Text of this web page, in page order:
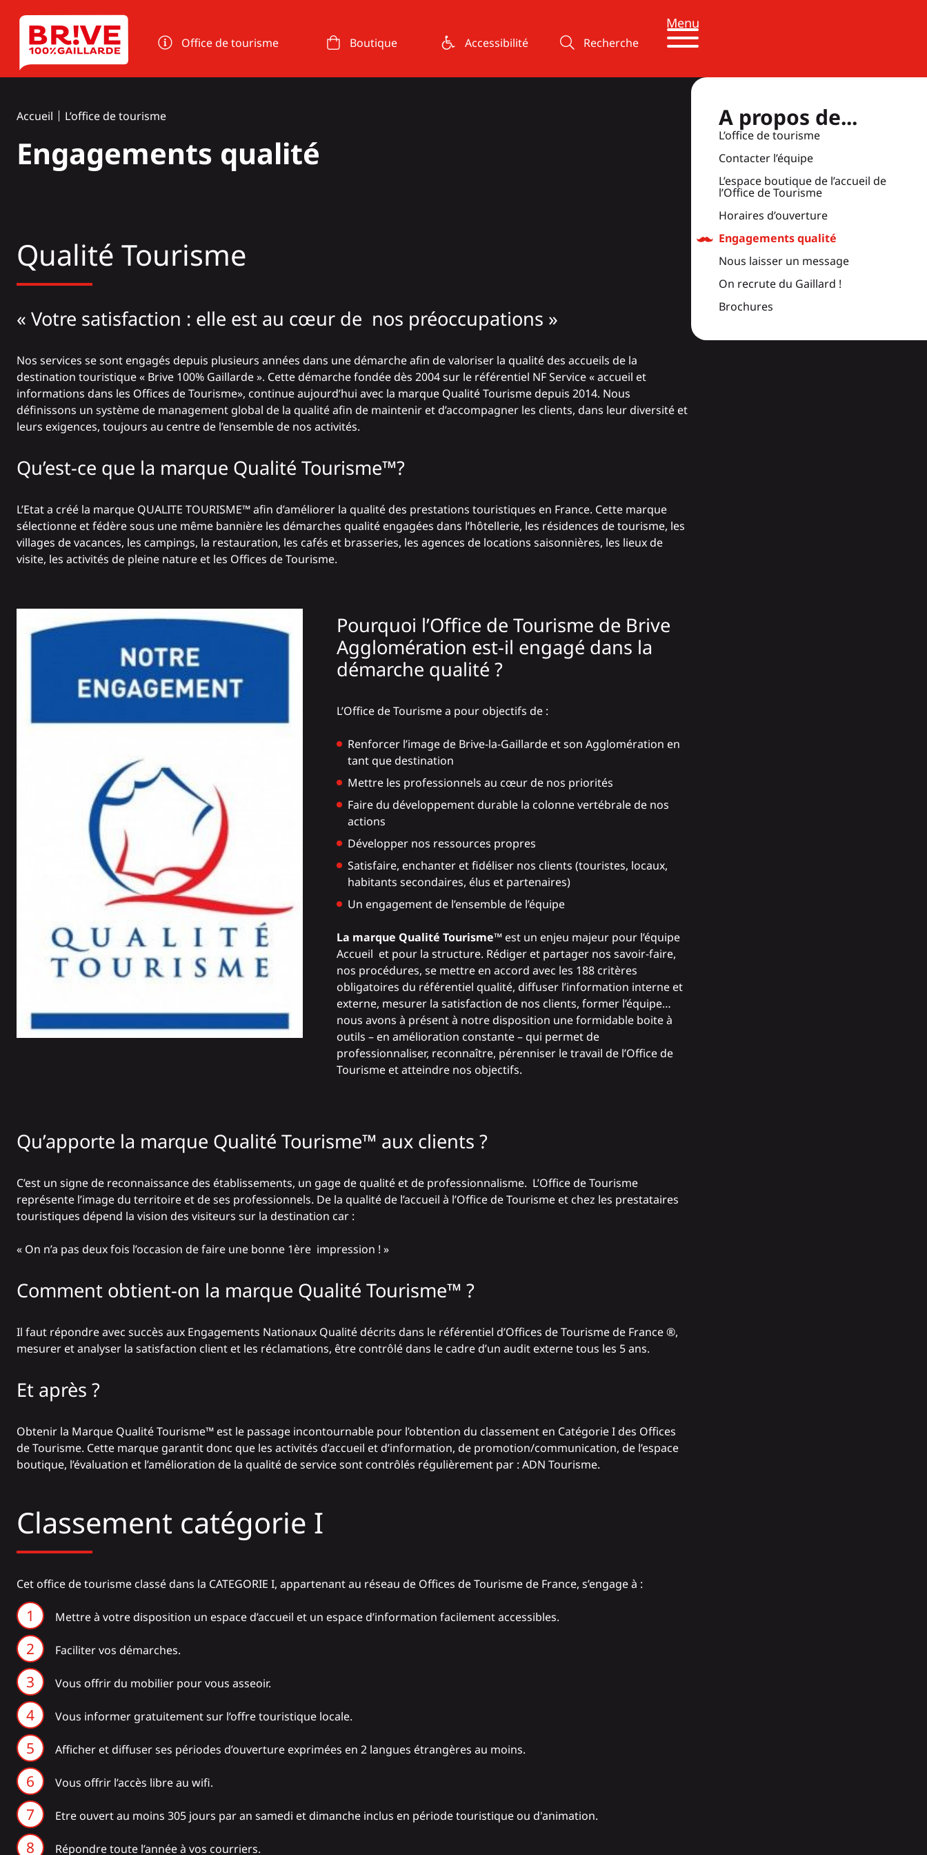
Office de tourisme Boutique Accessibilité Recherche
Menu
Accueil L’office de tourisme
Engagements qualité
Qualité Tourisme
« Votre satisfaction : elle est au cœur de nos préoccupations »
Nos services se sont engagés depuis plusieurs années dans une démarche afin de valoriser la qualité des accueils de la
destination touristique « Brive 100% Gaillarde ». Cette démarche fondée dès 2004 sur le référentiel NF Service « accueil et
informations dans les Offices de Tourisme», continue aujourd’hui avec la marque Qualité Tourisme depuis 2014. Nous
définissons un système de management global de la qualité afin de maintenir et d’accompagner les clients, dans leur diversité et
leurs exigences, toujours au centre de l’ensemble de nos activités.
Qu’est-ce que la marque Qualité Tourisme™?
L’Etat a créé la marque QUALITE TOURISME™ afin d’améliorer la qualité des prestations touristiques en France. Cette marque
sélectionne et fédère sous une même bannière les démarches qualité engagées dans l’hôtellerie, les résidences de tourisme, les
villages de vacances, les campings, la restauration, les cafés et brasseries, les agences de locations saisonnières, les lieux de
visite, les activités de pleine nature et les Offices de Tourisme.
Pourquoi l’Office de Tourisme de Brive
Agglomération est-il engagé dans la
démarche qualité ?
L’Office de Tourisme a pour objectifs de :
Renforcer l’image de Brive-la-Gaillarde et son Agglomération en
tant que destination
Mettre les professionnels au cœur de nos priorités
Faire du développement durable la colonne vertébrale de nos
actions
Développer nos ressources propres
Satisfaire, enchanter et fidéliser nos clients (touristes, locaux,
habitants secondaires, élus et partenaires)
Un engagement de l’ensemble de l’équipe
La marque Qualité Tourisme™est un enjeu majeur pour l’équipe
Accueil et pour la structure. Rédiger et partager nos savoir-faire,
nos procédures, se mettre en accord avec les 188 critères
obligatoires du référentiel qualité, diffuser l’information interne et
externe, mesurer la satisfaction de nos clients, former l’équipe…
nous avons à présent à notre disposition une formidable boite à
outils – en amélioration constante – qui permet de
professionnaliser, reconnaître, pérenniser le travail de l’Office de
Tourisme et atteindre nos objectifs.
Qu’apporte la marque Qualité Tourisme™ aux clients ?
C’est un signe de reconnaissance des établissements, un gage de qualité et de professionnalisme. L’Office de Tourisme
représente l’image du territoire et de ses professionnels. De la qualité de l’accueil à l’Office de Tourisme et chez les prestataires
touristiques dépend la vision des visiteurs sur la destination car :
« On n’a pas deux fois l’occasion de faire une bonne 1ère impression ! »
Comment obtient-on la marque Qualité Tourisme™ ?
Il faut répondre avec succès aux Engagements Nationaux Qualité décrits dans le référentiel d’Offices de Tourisme de France ®,
mesurer et analyser la satisfaction client et les réclamations, être contrôlé dans le cadre d’un audit externe tous les 5 ans.
Et après ?
Obtenir la Marque Qualité Tourisme™ est le passage incontournable pour l’obtention du classement en Catégorie I des Offices
de Tourisme. Cette marque garantit donc que les activités d’accueil et d’information, de promotion/communication, de l’espace
boutique, l’évaluation et l’amélioration de la qualité de service sont contrôlés régulièrement par : ADN Tourisme.
Classement catégorie I
Cet office de tourisme classé dans la CATEGORIE I, appartenant au réseau de Offices de Tourisme de France, s’engage à :
Mettre à votre disposition un espace d’accueil et un espace d’information facilement accessibles.
Faciliter vos démarches.
Vous offrir du mobilier pour vous asseoir.
Vous informer gratuitement sur l’offre touristique locale.
Afficher et diffuser ses périodes d’ouverture exprimées en 2 langues étrangères au moins.
Vous offrir l’accès libre au wifi.
Etre ouvert au moins 305 jours par an samedi et dimanche inclus en période touristique ou d'animation.
Répondre toute l’année à vos courriers.
A propos de...
L’office de tourisme
Contacter l’équipe
L’espace boutique de l’accueil de
l’Office de Tourisme
Horaires d’ouverture
Engagements qualité
Nous laisser un message
On recrute du Gaillard !
Brochures